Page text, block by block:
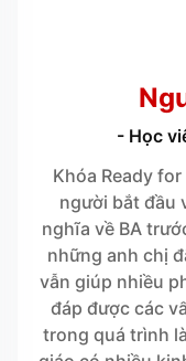
- Học
Khóa Ready
người bắt đầu
nghĩa về BA
những anh chị
vẫn giúp nhiều
đáp được các
trong quá trình